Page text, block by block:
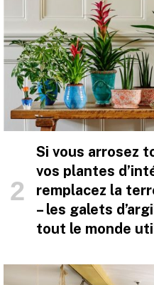
Si vous arrosez
vos plantes
remplacez la
– les galets
tout le monde